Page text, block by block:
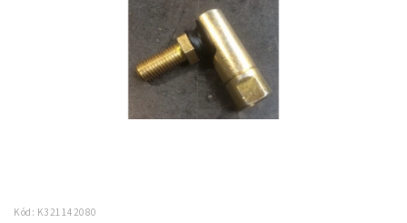
Kód: K321142080